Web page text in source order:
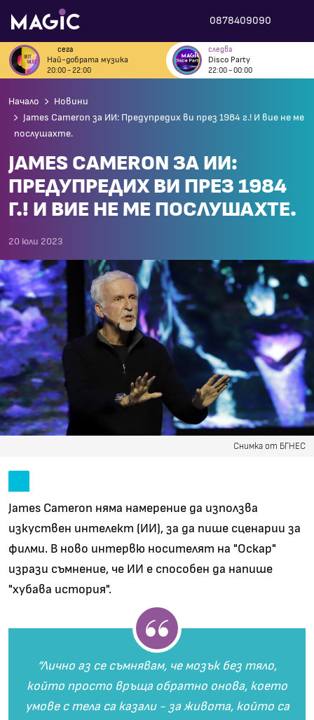
0878409090
сега
Най-добрата музика
20:00 - 22:00
следва
Disco Party
22:00 - 00:00
Начало
Новини
James Cameron за ИИ: Предупредих ви през 1984 г.! И вие не ме
послушахте.
JAMES CAMERON ЗА ИИ:
ПРЕДУПРЕДИХ ВИ ПРЕЗ 1984
Г.! И ВИЕ НЕ МЕ ПОСЛУШАХТЕ.
20 юли 2023
Снимка от БГНЕС
James Cameron няма намерение да използва
изкуствен интелект (ИИ), за да пише сценарии за
филми. В ново интервю носителят на "Оскар"
изрази съмнение, че ИИ е способен да напише
"хубава история".
“Лично аз се съмнявам, че мозък без тяло,
който просто връща обратно онова, което
умове с тела са казали - за живота, който са